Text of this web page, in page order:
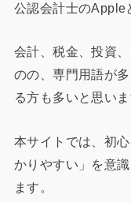
公認会計士のApple
会計、税金、投資
のの、専門用語が
る方も多いと思いま
本サイトでは、初
かりやすい」を意
ます。